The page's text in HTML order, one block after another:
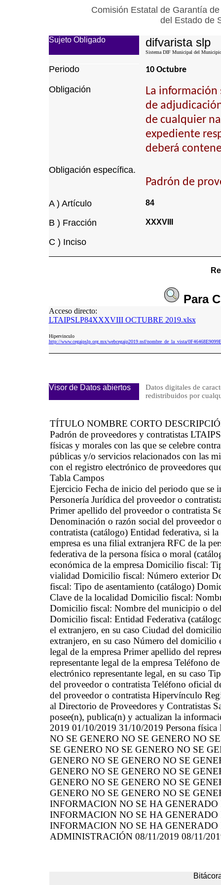
Comisión Estatal de Garantía
del Estado de
Sujeto Obligado difvarista slp
Sistema DIF Municipal del
Periodo 10 Octubre
Obligación
La
de
de cualquier
expediente
deberá
Obligación específica.
Padrón de
A ) Artículo 84
B ) Fracción XXXVIII
C ) Inciso
Para
Acceso directo:
LTAIPSLP84XXXVIII OCTUBRE 2019.xlsx
Hipervinculo
http://www.cegaipslp.org.mx/webcegaip2019.nsf/nombre_de_la_vista/
Visor de Datos abiertos
Datos digitales de
redistribuidos por
TÍTULO NOMBRE CORTO
Padrón de proveedores y contratistas
físicas y morales con las que se celebre
públicas y/o servicios relacionados con las
con el registro electrónico de proveedores
Tabla Campos
Ejercicio Fecha de inicio del periodo que se
Personería Jurídica del proveedor o
Primer apellido del proveedor o contratista
Denominación o razón social del proveedor
contratista (catálogo) Entidad federativa, si
empresa es una filial extranjera RFC de la
federativa de la persona física o moral
económica de la empresa Domicilio fiscal:
vialidad Domicilio fiscal: Número exterior
fiscal: Tipo de asentamiento (catálogo)
Clave de la localidad Domicilio fiscal:
Domicilio fiscal: Nombre del municipio o
Domicilio fiscal: Entidad Federativa
el extranjero, en su caso Ciudad del
extranjero, en su caso Número del domicilio
legal de la empresa Primer apellido del
representante legal de la empresa Teléfono
electrónico representante legal, en su caso
del proveedor o contratista Teléfono oficial
del proveedor o contratista Hipervínculo
al Directorio de Proveedores y Contratistas
posee(n), publica(n) y actualizan la
2019 01/10/2019 31/10/2019 Persona
NO SE GENERO NO SE GENERO NO
SE GENERO NO SE GENERO NO SE
GENERO NO SE GENERO NO SE
GENERO NO SE GENERO NO SE
GENERO NO SE GENERO NO SE
GENERO NO SE GENERO NO SE
INFORMACION NO SE HA
INFORMACION NO SE HA
INFORMACION NO SE HA
ADMINISTRACIÓN 08/11/2019 08/11/